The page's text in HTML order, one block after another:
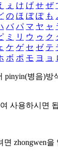
ぇ け げ せ ぜ
の ほ ぼ ぽ も
バ パ マ ヤ ャ
ミ リ ウ ゥ ク
ケ ゲ セ ゼ テ
ボ ポ モ ヨ ョ
pinyin(병음)방
사용하시면
면 zhongwen을